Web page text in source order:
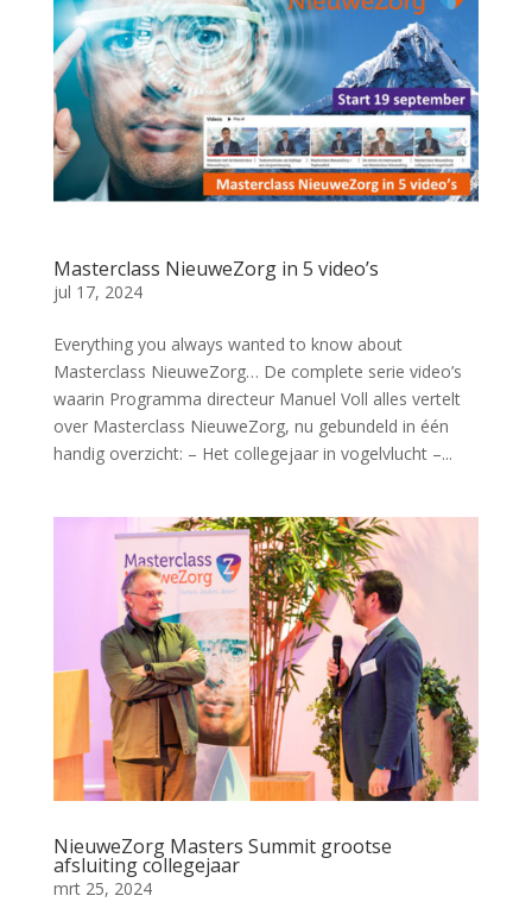
Masterclass NieuweZorg in 5 video’s
jul 17, 2024
Everything you always wanted to know about
Masterclass NieuweZorg… De complete serie video’s
waarin Programma directeur Manuel Voll alles vertelt
over Masterclass NieuweZorg, nu gebundeld in één
handig overzicht: – Het collegejaar in vogelvlucht –...
NieuweZorg Masters Summit grootse
afsluiting collegejaar
mrt 25, 2024